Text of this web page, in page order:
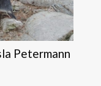
Petermann